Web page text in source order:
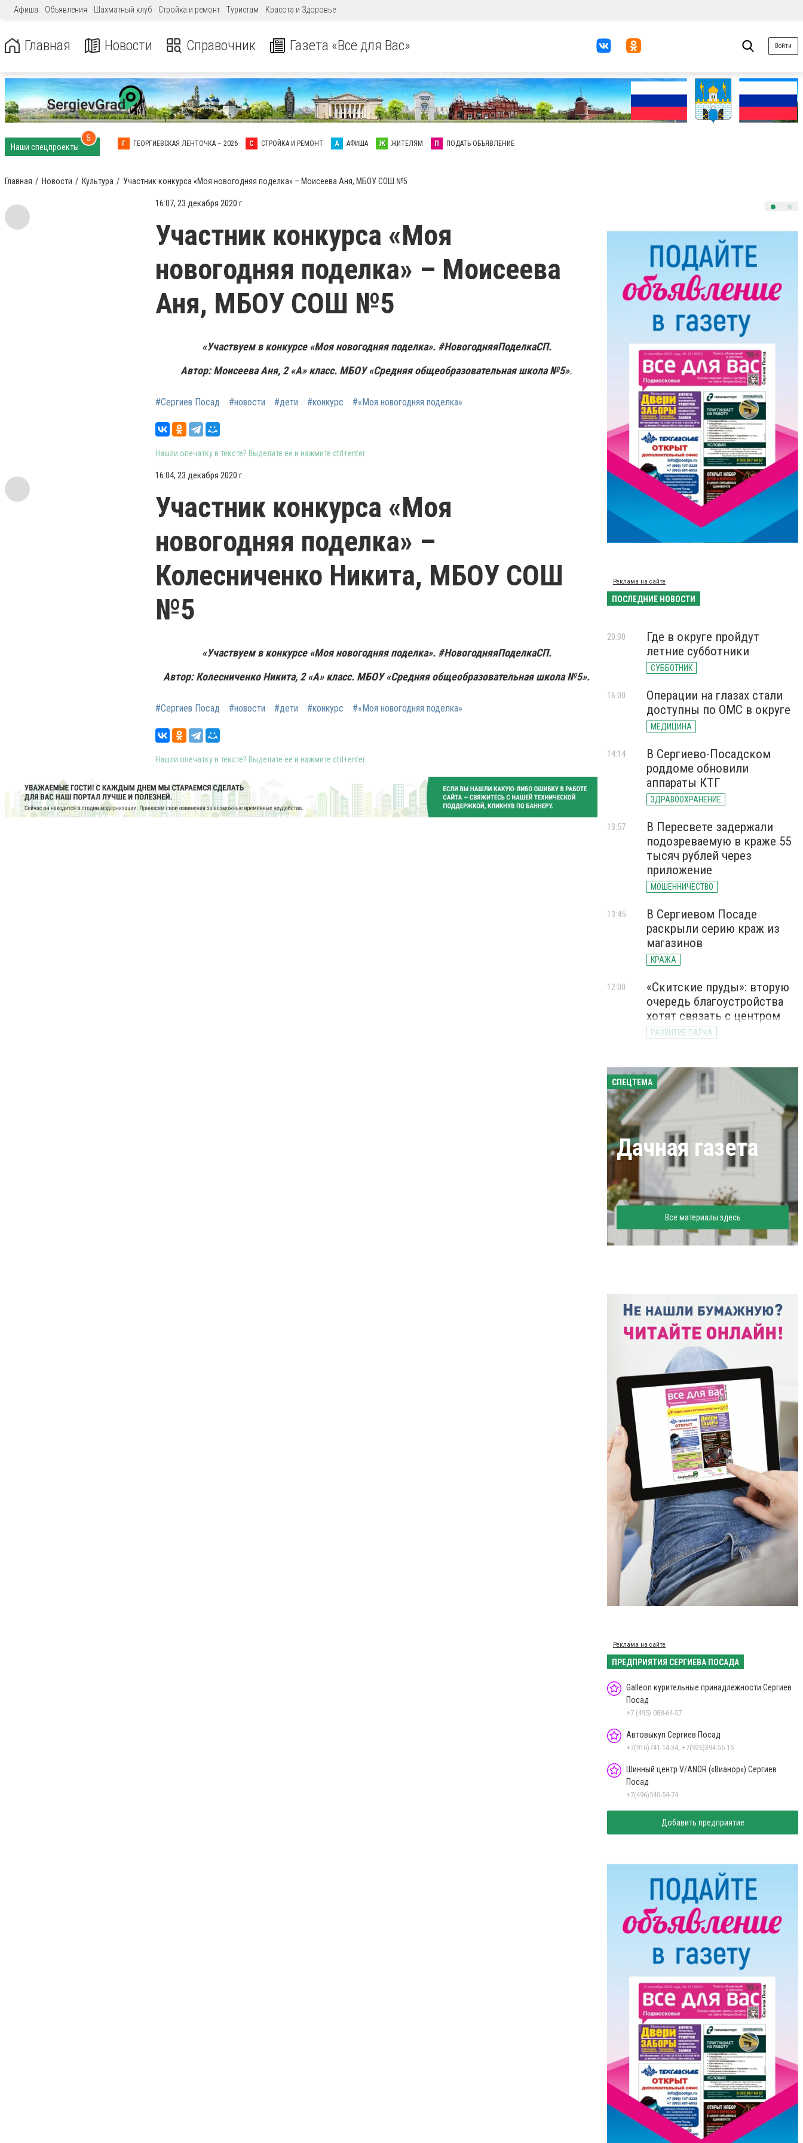
Афиша Объявления Шахматный клуб Стройка и ремонт Туристам Красота и Здоровье
Главная Новости Справочник Газета «Все для Вас» Войти
Наши спецпроекты
5
Г ГЕОРГИЕВСКАЯ ЛЕНТОЧКА – 2026 С СТРОЙКА И РЕМОНТ А АФИША Ж ЖИТЕЛЯМ П ПОДАТЬ ОБЪЯВЛЕНИЕ
Главная Новости Культура Участник конкурса «Моя новогодняя поделка» – Моисеева Аня, МБОУ СОШ №5
16:07, 23 декабря 2020 г.
Участник конкурса «Моя
новогодняя поделка» – Моисеева
Аня, МБОУ СОШ №5
«Участвуем в конкурсе «Моя новогодняя поделка». #НовогодняяПоделкаСП.
Автор: Моисеева Аня, 2 «А» класс. МБОУ «Средняя общеобразовательная школа №5».
#Сергиев Посад #новости #дети #конкурс #«Моя новогодняя поделка»
Нашли опечатку в тексте? Выделите её и нажмите ctrl+enter
16:04, 23 декабря 2020 г.
Участник конкурса «Моя
новогодняя поделка» –
Колесниченко Никита, МБОУ СОШ
№5
«Участвуем в конкурсе «Моя новогодняя поделка». #НовогодняяПоделкаСП.
Автор: Колесниченко Никита, 2 «А» класс. МБОУ «Средняя общеобразовательная школа №5».
#Сергиев Посад #новости #дети #конкурс #«Моя новогодняя поделка»
Нашли опечатку в тексте? Выделите её и нажмите ctrl+enter
Реклама на сайте
ПОСЛЕДНИЕ НОВОСТИ
Где в округе пройдут
летние субботники
СУББОТНИК
20:00
Операции на глазах стали
доступны по ОМС в округе
МЕДИЦИНА
16:00
В Сергиево-Посадском
роддоме обновили
аппараты КТГ
ЗДРАВООХРАНЕНИЕ
14:14
В Пересвете задержали
подозреваемую в краже 55
тысяч рублей через
приложение
МОШЕННИЧЕСТВО
13:57
В Сергиевом Посаде
раскрыли серию краж из
магазинов
КРАЖА
13:45
«Скитские пруды»: вторую
очередь благоустройства
хотят связать с центром
РАЗВИТИЕ ПАРКА
12:00
СПЕЦТЕМА
Дачная газета
Все материалы здесь
Реклама на сайте
ПРЕДПРИЯТИЯ СЕРГИЕВА ПОСАДА
Galleon курительные принадлежности Сергиев
Посад
+7 (495) 088-64-57
Автовыкуп Сергиев Посад
+7(916)741-14-34; +7(926)394-56-15
Шинный центр V/ANOR («Вианор») Сергиев
Посад
+7(496)540-54-74
Добавить предприятие